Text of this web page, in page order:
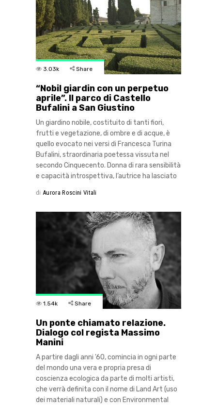
3.03k Share
“Nobil giardin con un perpetuo
aprile”. Il parco di Castello
Bufalini a San Giustino
Un giardino nobile, costituito di tanti fiori,
frutti e vegetazione, di ombre e di acque, è
quello evocato nei versi di Francesca Turina
Bufalini, straordinaria poetessa vissuta nel
secondo Cinquecento. Donna di rara sensibilità
e capacità introspettiva, l’autrice ha lasciato
di Aurora Roscini Vitali
1.54k Share
Un ponte chiamato relazione.
Dialogo col regista Massimo
Manini
A partire dagli anni '60, comincia in ogni parte
del mondo una vera e propria presa di
coscienza ecologica da parte di molti artisti,
che verrà definita con il nome di Land Art (uso
dei materiali naturali) e con Environmental